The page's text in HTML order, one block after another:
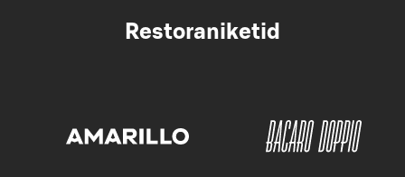
Restoraniketid